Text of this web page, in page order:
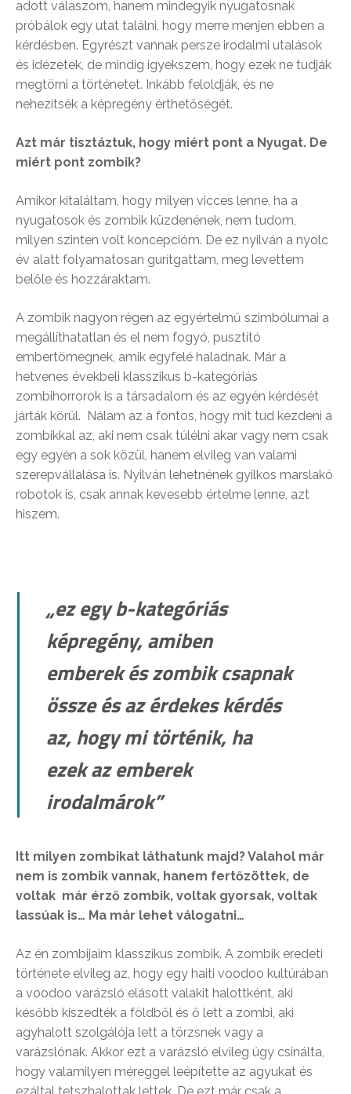
adott válaszom, hanem mindegyik nyugatosnak
próbálok egy utat találni, hogy merre menjen ebben a
kérdésben. Egyrészt vannak persze irodalmi utalások
és idézetek, de mindig igyekszem, hogy ezek ne tudják
megtörni a történetet. Inkább feloldják, és ne
nehezítsék a képregény érthetőségét.
Azt már tisztáztuk, hogy miért pont a Nyugat. De
miért pont zombik?
Amikor kitaláltam, hogy milyen vicces lenne, ha a
nyugatosok és zombik küzdenének, nem tudom,
milyen szinten volt koncepcióm. De ez nyilván a nyolc
év alatt folyamatosan gurítgattam, meg levettem
belőle és hozzáraktam.
A zombik nagyon régen az egyértelmű szimbólumai a
megállíthatatlan és el nem fogyó, pusztító
embertömegnek, amik egyfelé haladnak. Már a
hetvenes évekbeli klasszikus b-kategóriás
zombihorrorok is a társadalom és az egyén kérdését
járták körül. Nálam az a fontos, hogy mit tud kezdeni a
zombikkal az, aki nem csak túlélni akar vagy nem csak
egy egyén a sok közül, hanem elvileg van valami
szerepvállalása is. Nyilván lehetnének gyilkos marslakó
robotok is, csak annak kevesebb értelme lenne, azt
hiszem.
„ez egy b-kategóriás
képregény, amiben
emberek és zombik csapnak
össze és az érdekes kérdés
az, hogy mi történik, ha
ezek az emberek
irodalmárok”
Itt milyen zombikat láthatunk majd? Valahol már
nem is zombik vannak, hanem fertőzöttek, de
voltak már érző zombik, voltak gyorsak, voltak
lassúak is… Ma már lehet válogatni…
Az én zombijaim klasszikus zombik. A zombik eredeti
története elvileg az, hogy egy haiti voodoo kultúrában
a voodoo varázsló elásott valakit halottként, aki
később kiszedték a földből és ő lett a zombi, aki
agyhalott szolgálója lett a törzsnek vagy a
varázslónak. Akkor ezt a varázsló elvileg úgy csinálta,
hogy valamilyen méreggel leépítette az agyukat és